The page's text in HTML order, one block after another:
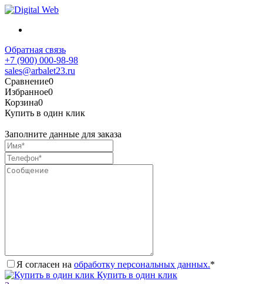
Обратная связь
+7 (900) 000-98-98
sales@arbalet23.ru
Сравнение0
Избранное0
Корзина0
Купить в один клик
Заполните данные для заказа
Я согласен на обработку персональных данных.*
Купить в один клик